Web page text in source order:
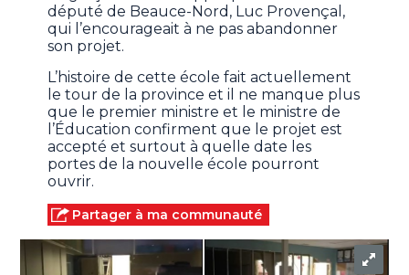
député de Beauce-Nord, Luc Provençal,
qui l’encourageait à ne pas abandonner
son projet.
L’histoire de cette école fait actuellement
le tour de la province et il ne manque plus
que le premier ministre et le ministre de
l’Éducation confirment que le projet est
accepté et surtout à quelle date les
portes de la nouvelle école pourront
ouvrir.
Partager à ma communauté